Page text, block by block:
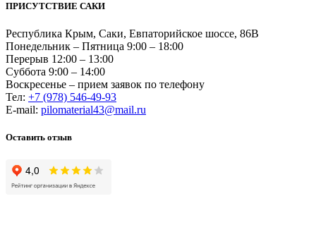
ПРИСУТСТВИЕ САКИ
Республика Крым, Саки, Евпаторийское шоссе, 86В
Понедельник – Пятница 9:00 – 18:00
Перерыв 12:00 – 13:00
Суббота 9:00 – 14:00
Воскресенье – прием заявок по телефону
Тел: +7 (978) 546-49-93
Е-mail: pilomaterial43@mail.ru
Оставить отзыв